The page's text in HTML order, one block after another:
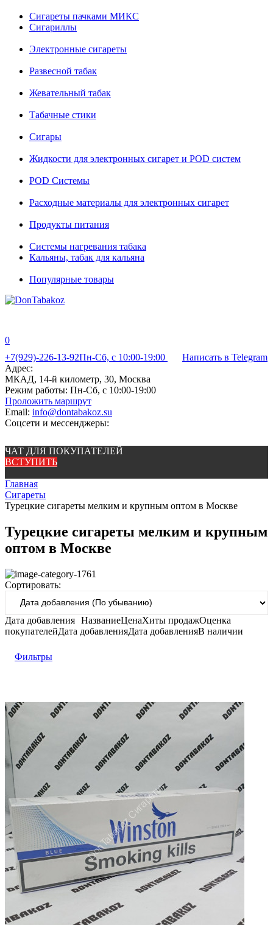
Сигареты пачками МИКС
Сигариллы
Электронные сигареты
Развесной табак
Жевательный табак
Табачные стики
Сигары
Жидкости для электронных сигарет и POD систем
POD Системы
Расходные материалы для электронных сигарет
Продукты питания
Системы нагревания табака
Кальяны, табак для кальяна
Популярные товары
0
+7(929)-226-13-92Пн-Сб, с 10:00-19:00
Написать в Telegram
Адрес:
МКАД, 14-й километр, 30, Москва
Режим работы: Пн-Сб, с 10:00-19:00
Проложить маршрут
Email: info@dontabakoz.su
Соцсети и мессенджеры:
ЧАТ ДЛЯ ПОКУПАТЕЛЕЙ
ВСТУПИТЬ
Главная
Сигареты
Турецкие сигареты мелким и крупным оптом в Москве
Турецкие сигареты мелким и крупным
оптом в Москве
Сортировать:
Дата добавления НазваниеЦенаХиты продажОценка
покупателейДата добавленияДата добавленияВ наличии
Фильтры